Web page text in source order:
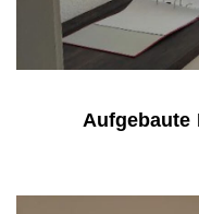
Aufgebaute